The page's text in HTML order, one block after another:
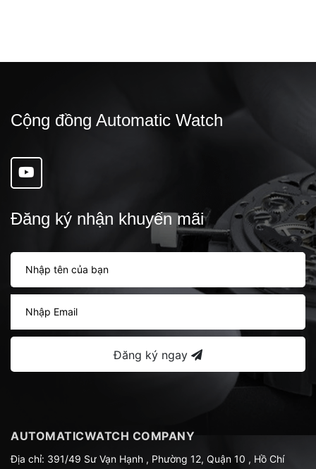
Cộng đồng Automatic Watch
Đăng ký nhận khuyến mãi
Đăng ký ngay
AUTOMATICWATCH COMPANY
Địa chỉ: 391/49 Sư Vạn Hạnh , Phường 12, Quận 10 , Hồ Chí